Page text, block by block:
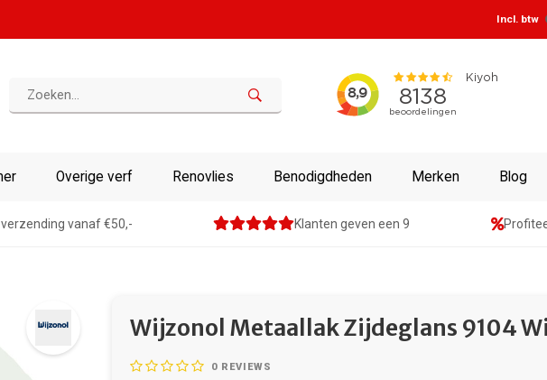
Incl. btw
Overige verf Renovlies Benodigdheden Merken Blog
vanaf €50,- Klanten geven een 9
Wijzonol Metaallak Zijdeglans 9104
0REVIEWS